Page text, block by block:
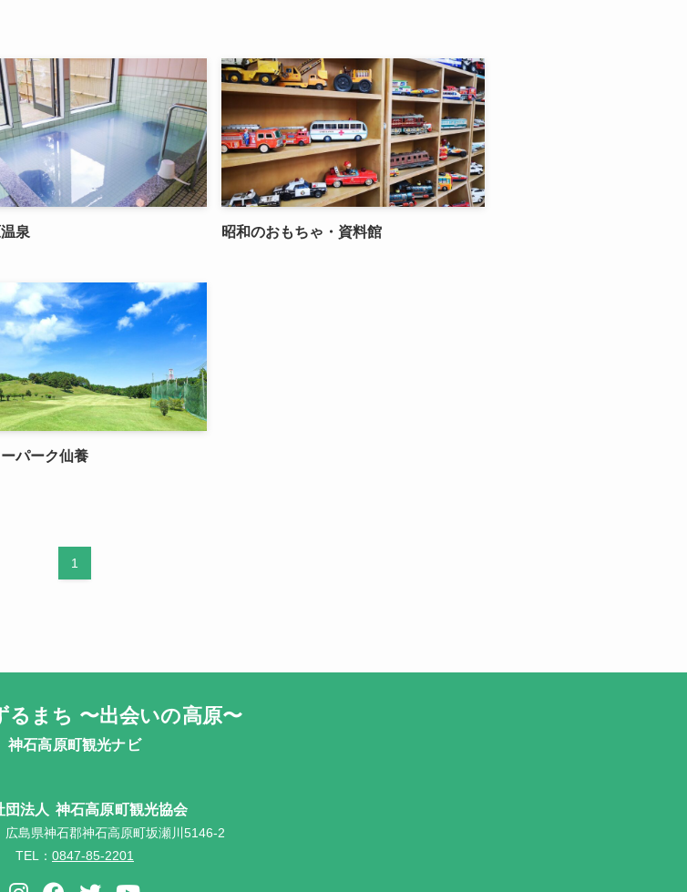
泉 昭和のおもちゃ・資料館
パーク仙養
1
るまち 〜出会いの高原〜
神石高原町観光ナビ
団法人 神石高原町観光協会
島県神石郡神石高原町坂瀬川5146-2
TEL： 0847-85-2201